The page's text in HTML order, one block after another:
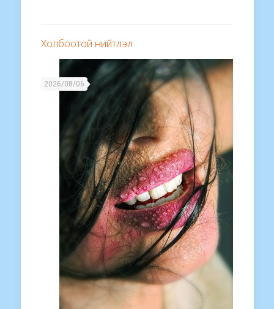
Холбоотой нийтлэл
2026/08/06